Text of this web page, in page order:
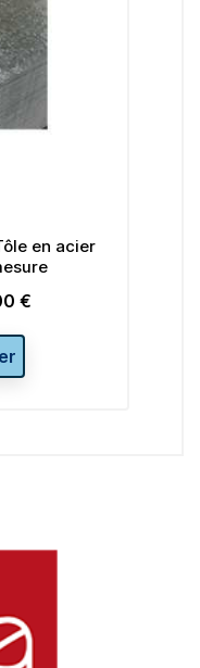
Pliage de bac 3 côtés